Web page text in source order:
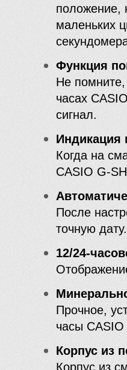
положение,
маленьких
Функция
Не
часах
сигнал.
Индикация
Когда на
CASIO G-
После
точную
12/24-
Прочное,
часы
Корпус из
Корпус из